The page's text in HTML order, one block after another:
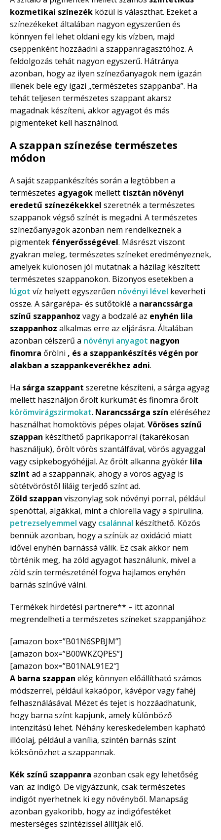
kozmetikai színezék közül is választhat. Ezeket a
színezékeket általában nagyon egyszerűen és
könnyen fel lehet oldani egy kis vízben, majd
cseppenként hozzáadni a szappanragasztóhoz. A
feldolgozás tehát nagyon egyszerű. Hátránya
azonban, hogy az ilyen színezőanyagok nem igazán
illenek bele egy igazi „természetes szappanba”. Ha
tehát teljesen természetes szappant akarsz
magadnak készíteni, akkor agyagot és más
pigmenteket kell használnod.
A szappan színezése természetes
módon
A saját szappankészítés során a legtöbben a
természetes agyagok mellett tisztán növényi
eredetű színezékekkel szeretnék a természetes
szappanok végső színét is megadni. A természetes
színezőanyagok azonban nem rendelkeznek a
pigmentek fényerősségével. Másrészt viszont
gyakran meleg, természetes színeket eredményeznek,
amelyek különösen jól mutatnak a házilag készített
természetes szappanokon. Bizonyos esetekben a
lúgot víz helyett egyszerűen növényi lével keverheti
össze. A sárgarépa- és sütőtöklé a narancssárga
színű szappanhoz vagy a bodzalé az enyhén lila
szappanhoz alkalmas erre az eljárásra. Általában
azonban célszerű a növényi anyagot nagyon
finomra őrölni , és a szappankészítés végén por
alakban a szappankeverékhez adni.
Ha sárga szappant szeretne készíteni, a sárga agyag
mellett használjon őrölt kurkumát és finomra őrölt
körömvirágszirmokat. Narancssárga szín eléréséhez
használhat homoktövis pépes olajat. Vöröses színű
szappan készíthető paprikaporral (takarékosan
használjuk), őrölt vörös szantálfával, vörös agyaggal
vagy csipkebogyóhéjjal. Az őrölt alkanna gyökér lila
színt ad a szappannak, ahogy a vörös agyag is
sötétvöröstől liláig terjedő színt ad.
Zöld szappan viszonylag sok növényi porral, például
spenóttal, algákkal, mint a chlorella vagy a spirulina,
petrezselyemmel vagy csalánnal készíthető. Közös
bennük azonban, hogy a színük az oxidáció miatt
idővel enyhén barnássá válik. Ez csak akkor nem
történik meg, ha zöld agyagot használunk, mivel a
zöld szín természeténél fogva hajlamos enyhén
barnás színűvé válni.
Termékek hirdetési partnere** – itt azonnal
megrendelheti a természetes színeket szappanjához:
[amazon box=”B01N6SPBJM”]
[amazon box=”B00WKZQPES”]
[amazon box=”B01NAL91E2″]
A barna szappan elég könnyen előállítható számos
módszerrel, például kakaópor, kávépor vagy fahéj
felhasználásával. Mézet és tejet is hozzáadhatunk,
hogy barna színt kapjunk, amely különböző
intenzitású lehet. Néhány kereskedelemben kapható
illóolaj, például a vanília, szintén barnás színt
kölcsönözhet a szappannak.
Kék színű szappanra azonban csak egy lehetőség
van: az indigó. De vigyázzunk, csak természetes
indigót nyerhetnek ki egy növényből. Manapság
azonban gyakoribb, hogy az indigófestéket
mesterséges szintézissel állítják elő.